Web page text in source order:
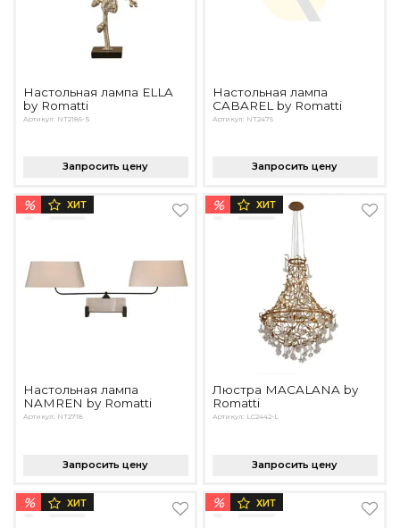
Настольная лампа ELLA
by Romatti
Артикул: NT2186-S
Запросить цену
Настольная лампа
CABAREL by Romatti
Артикул: NT2475
Запросить цену
% ХИТ
Настольная лампа
NAMREN by Romatti
Артикул: NT2718
Запросить цену
% ХИТ
Люстра MACALANA by
Romatti
Артикул: LC2442-L
Запросить цену
% ХИТ % ХИТ